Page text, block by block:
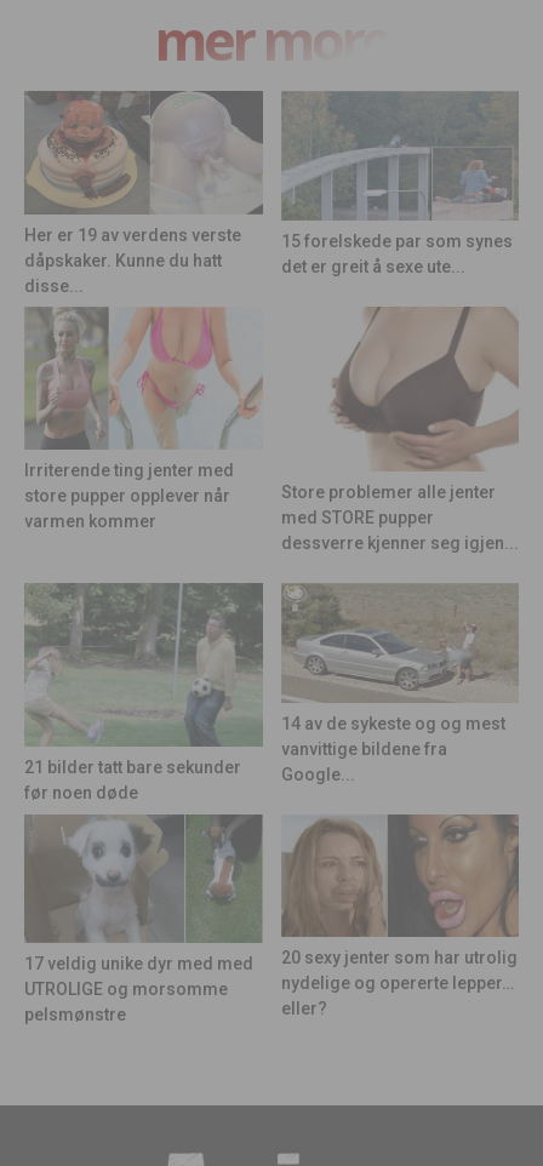
mer moro
Her er 19 av verdens verste
dåpskaker. Kunne du hatt
disse...
15 forelskede par som synes
det er greit å sexe ute...
Irriterende ting jenter med
store pupper opplever når
varmen kommer
Store problemer alle jenter
med STORE pupper
dessverre kjenner seg igjen...
21 bilder tatt bare sekunder
før noen døde
14 av de sykeste og og mest
vanvittige bildene fra
Google...
17 veldig unike dyr med med
UTROLIGE og morsomme
pelsmønstre
20 sexy jenter som har utrolig
nydelige og opererte lepper…
eller?